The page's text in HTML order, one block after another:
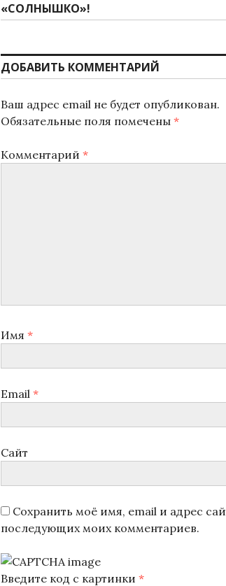
«СОЛНЫШКО»!
ДОБАВИТЬ КОММЕНТАРИЙ
Ваш адрес email не будет опубликован.
Обязательные поля помечены *
Комментарий *
Имя *
Email *
Сайт
Сохранить моё имя, email и адрес
последующих моих комментариев.
Введите код с картинки *